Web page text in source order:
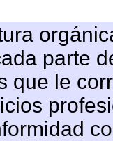
parte
que le